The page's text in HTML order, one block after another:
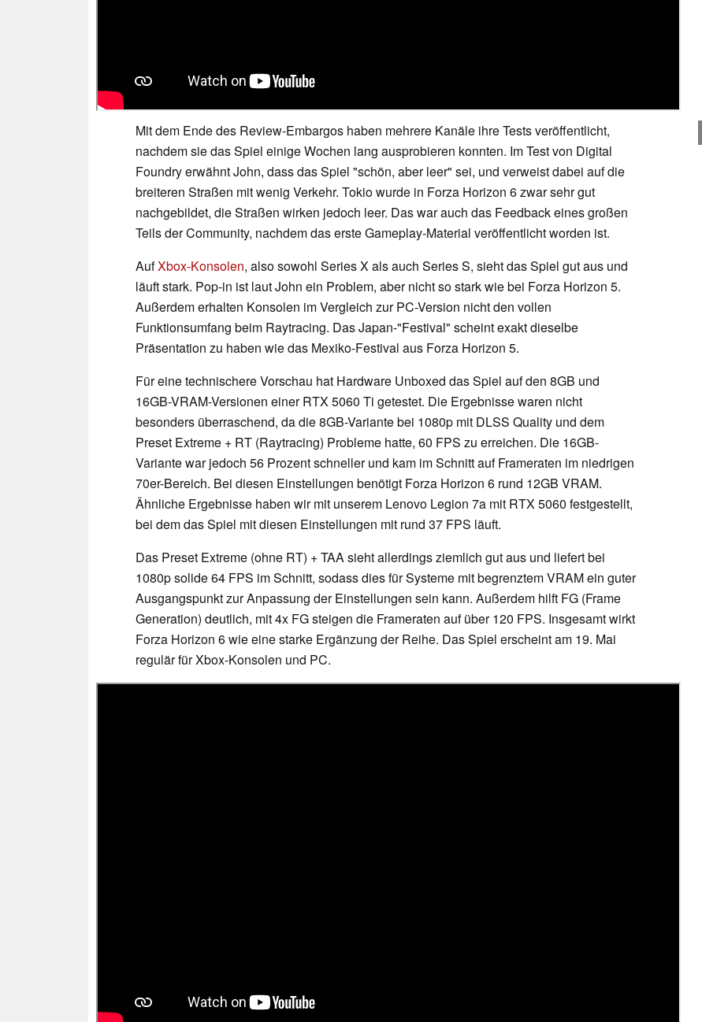
Mit dem Ende des Review-Embargos haben mehrere Kanäle ihre Tests veröffentlicht,
nachdem sie das Spiel einige Wochen lang ausprobieren konnten. Im Test von Digital
Foundry erwähnt John, dass das Spiel "schön, aber leer" sei, und verweist dabei auf die
breiteren Straßen mit wenig Verkehr. Tokio wurde in Forza Horizon 6 zwar sehr gut
nachgebildet, die Straßen wirken jedoch leer. Das war auch das Feedback eines großen
Teils der Community, nachdem das erste Gameplay-Material veröffentlicht worden ist.
AufXbox-Konsolen, also sowohl Series X als auch Series S, sieht das Spiel gut aus und
läuft stark. Pop-in ist laut John ein Problem, aber nicht so stark wie bei Forza Horizon 5.
Außerdem erhalten Konsolen im Vergleich zur PC-Version nicht den vollen
Funktionsumfang beim Raytracing. Das Japan-"Festival" scheint exakt dieselbe
Präsentation zu haben wie das Mexiko-Festival aus Forza Horizon 5.
Für eine technischere Vorschau hat Hardware Unboxed das Spiel auf den 8GB und
16GB-VRAM-Versionen einer RTX 5060 Ti getestet. Die Ergebnisse waren nicht
besonders überraschend, da die 8GB-Variante bei 1080p mit DLSS Quality und dem
Preset Extreme + RT (Raytracing) Probleme hatte, 60 FPS zu erreichen. Die 16GB-
Variante war jedoch 56 Prozent schneller und kam im Schnitt auf Frameraten im niedrigen
70er-Bereich. Bei diesen Einstellungen benötigt Forza Horizon 6 rund 12GB VRAM.
Ähnliche Ergebnisse haben wir mit unserem Lenovo Legion 7a mit RTX 5060 festgestellt,
bei dem das Spiel mit diesen Einstellungen mit rund 37 FPS läuft.
Das Preset Extreme (ohne RT) + TAA sieht allerdings ziemlich gut aus und liefert bei
1080p solide 64 FPS im Schnitt, sodass dies für Systeme mit begrenztem VRAM ein guter
Ausgangspunkt zur Anpassung der Einstellungen sein kann. Außerdem hilft FG (Frame
Generation) deutlich, mit 4x FG steigen die Frameraten auf über 120 FPS. Insgesamt wirkt
Forza Horizon 6 wie eine starke Ergänzung der Reihe. Das Spiel erscheint am 19. Mai
regulär für Xbox-Konsolen und PC.